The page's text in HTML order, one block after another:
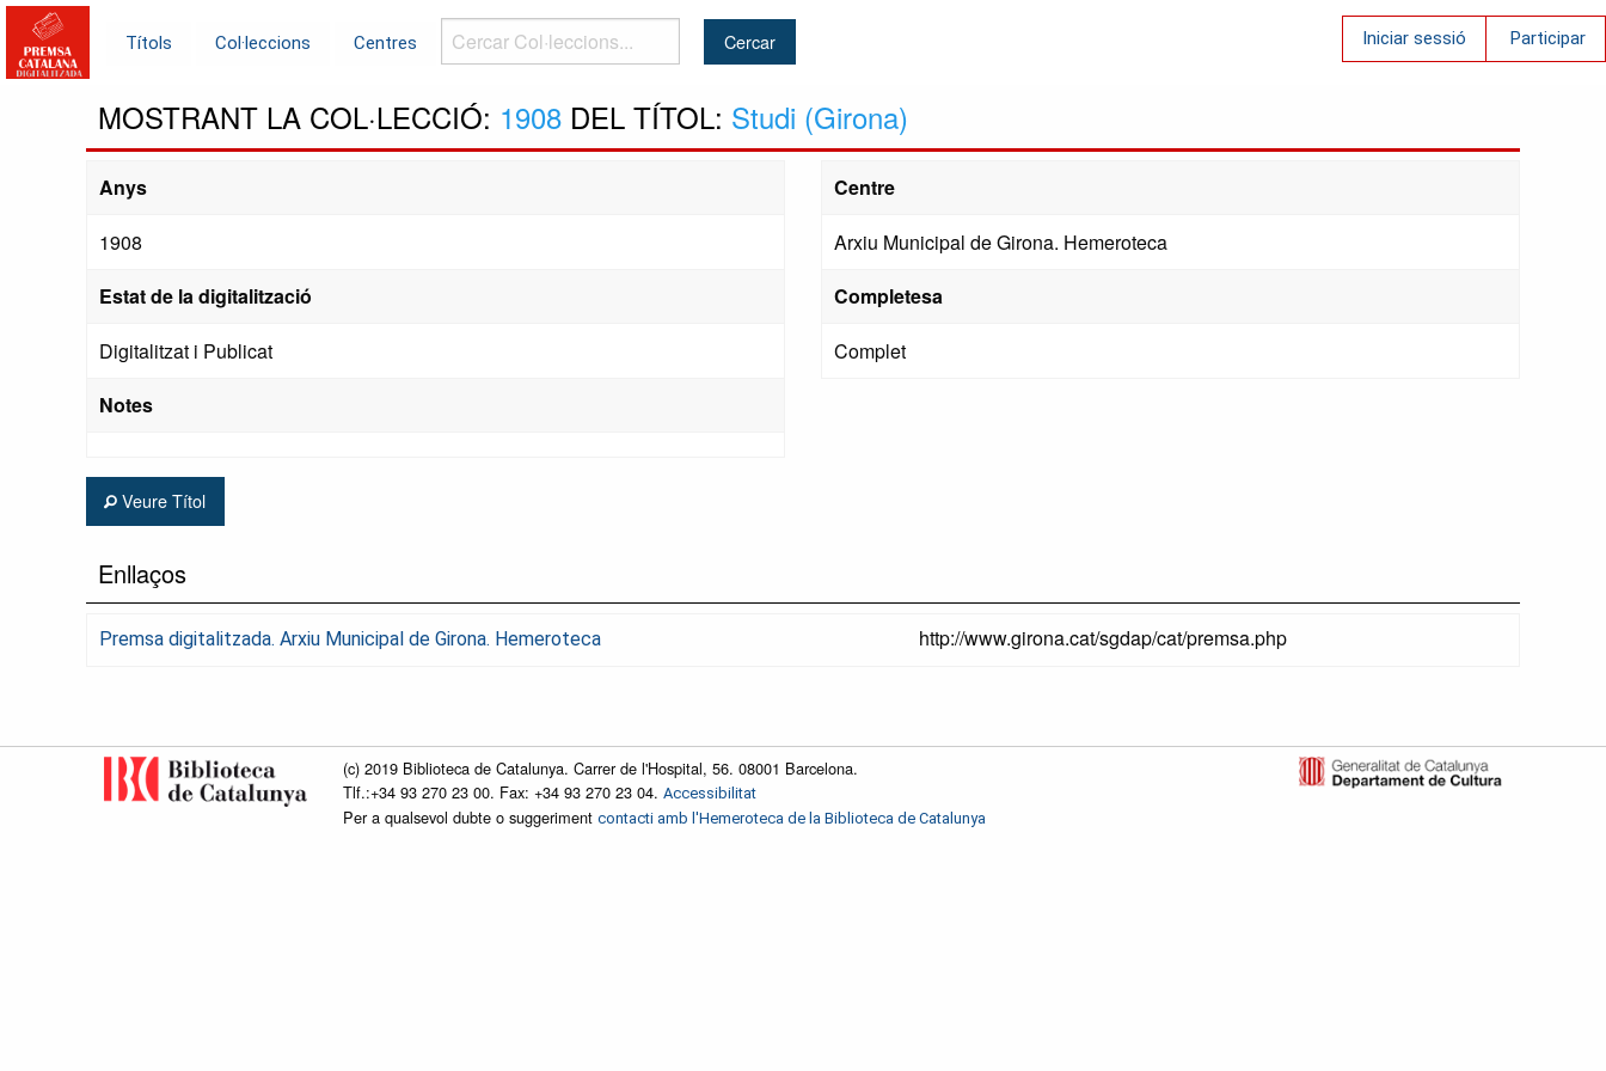
Títols Col·leccions Centres
Cercar
Col·leccions...
Iniciar sessió Participar
MOSTRANT LA COL·LECCIÓ: 1908 DEL TÍTOL: Studi (Girona)
Anys
1908
Estat de la digitalització
Digitalitzat i Publicat
Notes
Centre
Arxiu Municipal de Girona. Hemeroteca
Completesa
Complet
Veure Títol
Enllaços
Premsa digitalitzada. Arxiu Municipal de Girona. Hemeroteca http://www.girona.cat/sgdap/cat/premsa.php
(c) 2019 Biblioteca de Catalunya. Carrer de l'Hospital, 56. 08001 Barcelona.
Tlf.:+34 93 270 23 00. Fax: +34 93 270 23 04. Accessibilitat
Per a qualsevol dubte o suggeriment contacti amb l'Hemeroteca de la Biblioteca de Catalunya